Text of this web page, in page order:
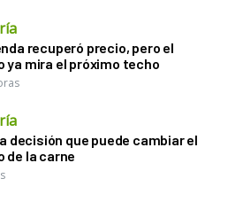
recuperó precio, pero el
ya mira el próximo techo
decisión que puede cambiar el
de la carne